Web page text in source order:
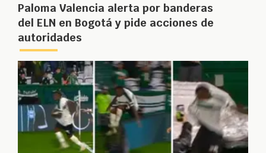
Paloma Valencia alerta por banderas
del ELN en Bogotá y pide acciones de
autoridades